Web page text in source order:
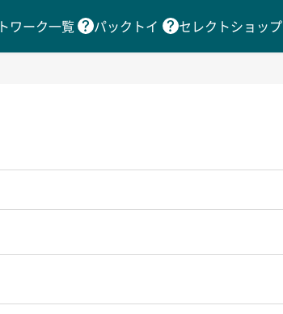
ワーク一覧 パックトイ セレクトショップ